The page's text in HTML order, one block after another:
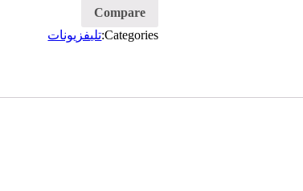
Compare
Categories: تليفزيونات